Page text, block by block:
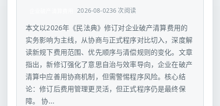
2026-08-0236 次阅读
本文以2026年《民法典》修订对企业破产清算费用的
实务影响为主线，从协商与正式程序对比切入，深度解
读新规下费用范围、优先顺序与清偿规则的变化。文章
指出，新修订强化了意思自治与效率导向，企业在破产
清算中应善用协商机制，但需警惕程序风险。核心结
论：修订后费用管理更灵活，但正式程序仍是最终保
障。 协...